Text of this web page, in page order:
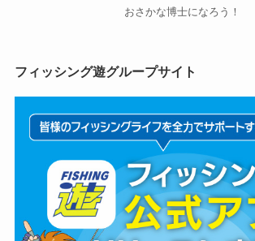
おさかな博士になろう！
フィッシング遊グループサイト